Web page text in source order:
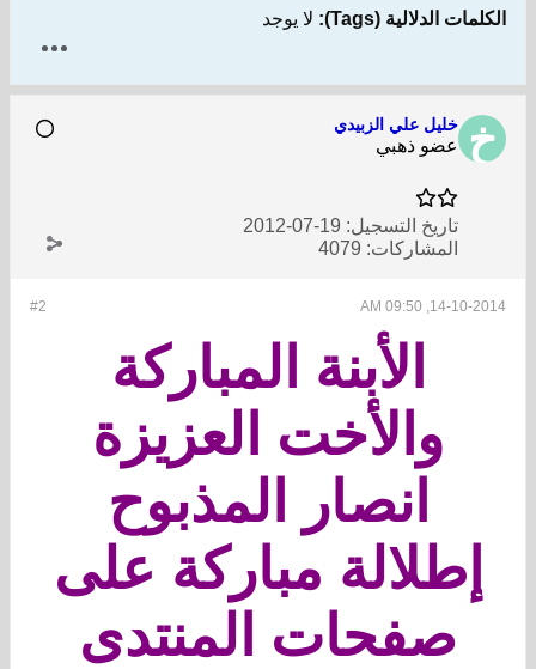
الكلمات الدلالية (Tags): لا يوجد
خليل علي الزبيدي
عضو ذهبي
تاريخ التسجيل: 19-07-2012
المشاركات: 4079
#2 14-10-2014, 09:50 AM
الأبنة المباركة
والأخت العزيزة
انصار المذبوح
إطلالة مباركة على
صفحات المنتدى